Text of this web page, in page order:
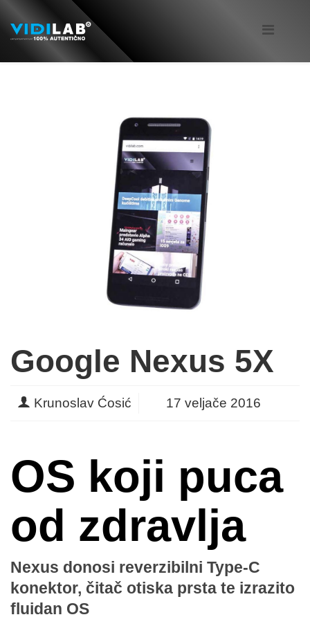
Google Nexus 5X
Krunoslav Ćosić 17 veljače 2016
OS koji puca
od zdravlja
Nexus donosi reverzibilni Type-C
konektor, čitač otiska prsta te izrazito
fluidan OS